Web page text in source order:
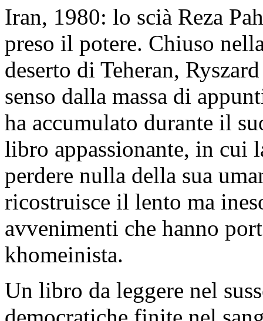
Iran, 1980: lo scià Reza
preso il potere. Chiuso
deserto di Teheran,
senso dalla massa di
ha accumulato durante il
libro appassionante, in cui
perdere nulla della sua
ricostruisce il lento ma
avvenimenti che hanno
khomeinista.
Un libro da leggere nel